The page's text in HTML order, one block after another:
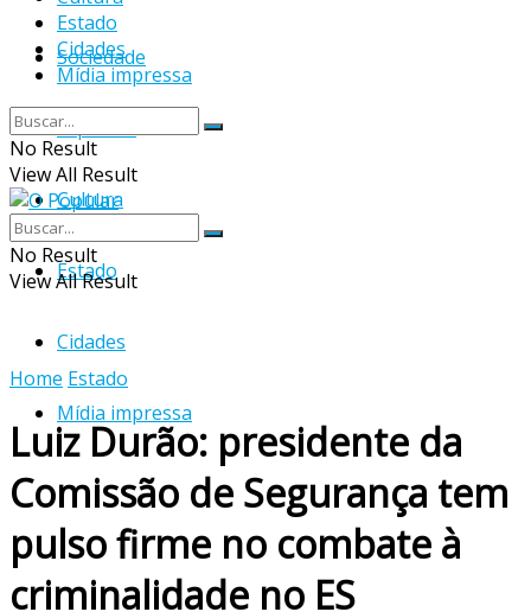
Sociedade
Esportes
Cultura
Estado
Cidades
Mídia impressa
Estado
Cidades
Mídia impressa
No Result
View All Result
No Result
View All Result
Home Estado
Luiz Durão: presidente da
Comissão de Segurança tem
pulso firme no combate à
criminalidade no ES